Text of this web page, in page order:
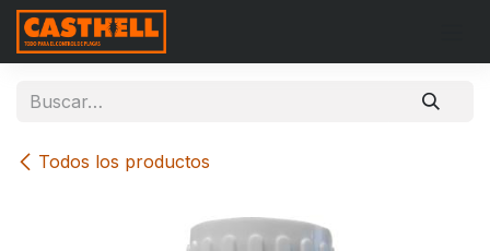
Ir al contenido
Todos los productos